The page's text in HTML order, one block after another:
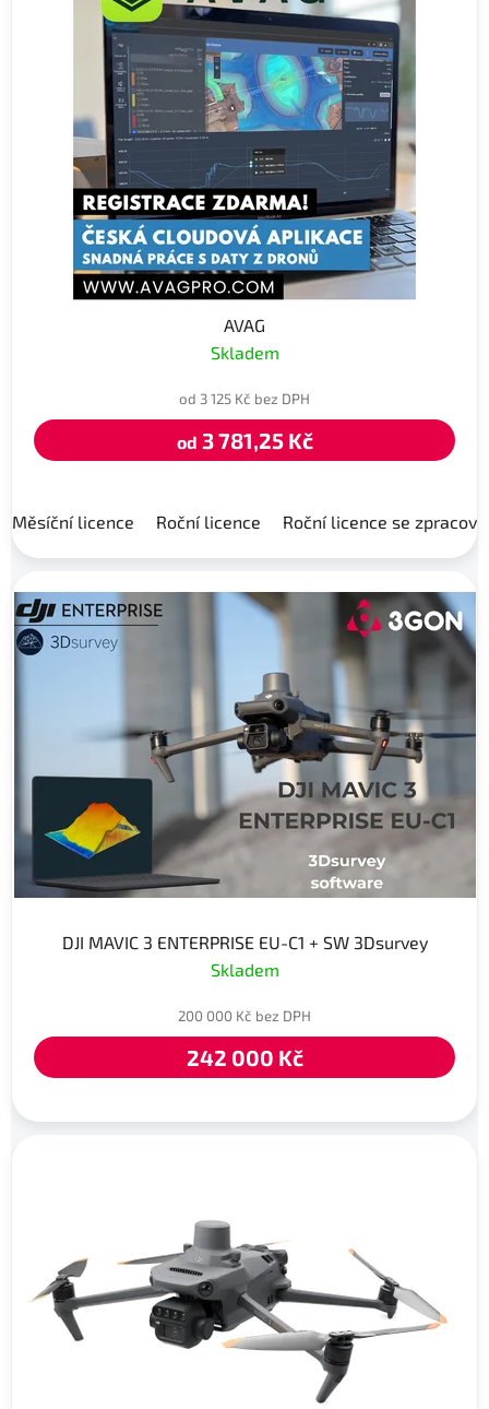
AVAG
Skladem
od 3 125 Kč bez DPH
od 3 781,25 Kč
Měsíční licence Roční licence Roční licence se
DJI MAVIC 3 ENTERPRISE EU-C1 + SW 3Dsurvey
Skladem
200 000 Kč bez DPH
242 000 Kč